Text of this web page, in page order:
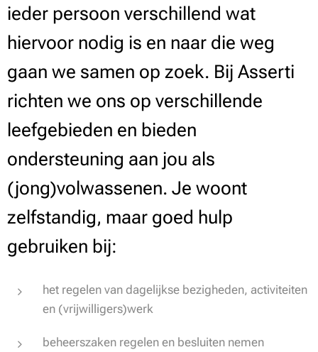
ieder persoon verschillend wat
hiervoor nodig is en naar die weg
gaan we samen op zoek. Bij Asserti
richten we ons op verschillende
leefgebieden en bieden
ondersteuning aan jou als
(jong)volwassenen. Je woont
zelfstandig, maar goed hulp
gebruiken bij:
het regelen van dagelijkse bezigheden, activiteiten
en (vrijwilligers)werk
beheerszaken regelen en besluiten nemen